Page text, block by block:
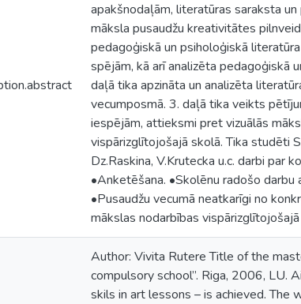
apakšnodaļām, literatūras saraksta
māksla pusaudžu kreativitātes
pedagoģiskā un psiholoģiskā
spējām, kā arī analizēta pedagoģiskā
daļā tika apzināta un analizēta
vecumposmā. 3. daļā tika veikts
iespējām, attieksmi pret vizuālās
vispārizglītojošajā skolā. Tika studēti
Dz.Raskina, V.Krutecka u.c. darbi
•Anketēšana. •Skolēnu radošo darbu
•Pusaudžu vecumā neatkarīgi no
mākslas nodarbības
Author: Vivita Rutere Title of the
compulsory school”. Riga, 2006, LU.
skils in art lessons – is achieved. The